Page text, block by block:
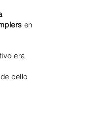
en
era
cello